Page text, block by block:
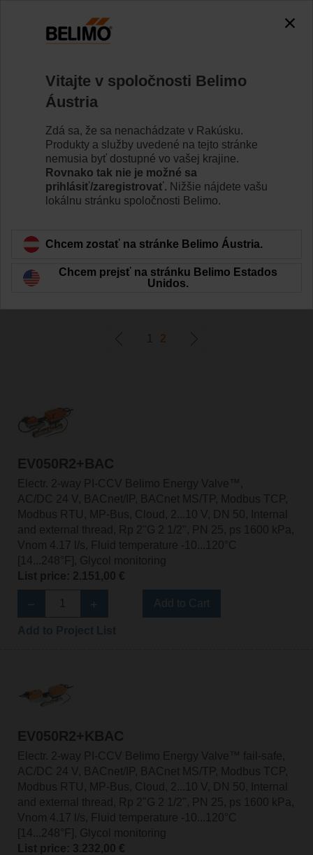
Belimo Energy Valve™
Belimo Energy Valve™ je tlakovo nezávislý regulačný
cievky a spotreby energie. Na požiadanie dokáže
zvládať aj rozhranie delta T a komunikovať s cloudom
internetu vecí.
Learn more
Filter by
2
EV050R2+BAC
Electr. 2-way PI-CCV Belimo Energy Valve™,
AC/DC 24 V, BACnet/IP, BACnet MS/TP, Modbus TCP,
Modbus RTU, MP-Bus, Cloud, 2...10 V, DN 50, Internal
and external thread, Rp 2"G 2 1/2", PN 25, ps 1600 kPa,
Vnom 4.17 l/s, Fluid temperature -10...120°C
[14...248°F], Glycol monitoring
List price: 2.151,00 €
EV050R2+KBAC
Electr. 2-way PI-CCV Belimo Energy Valve™ fail-safe,
AC/DC 24 V, BACnet/IP, BACnet MS/TP, Modbus TCP,
Modbus RTU, MP-Bus, Cloud, 2...10 V, DN 50, Internal
and external thread, Rp 2"G 2 1/2", PN 25, ps 1600 kPa,
Vnom 4.17 l/s, Fluid temperature -10...120°C
[14...248°F], Glycol monitoring
List price: 3.232,00 €
Vitajte v spoločnosti Belimo
Áustria
Zdá sa, že sa nenachádzate v Rakúsku.
Produkty a služby uvedené na tejto stránke
nemusia byť dostupné vo vašej krajine.
Rovnako tak nie je možné sa
prihlásiť/zaregistrovať. Nižšie nájdete vašu
lokálnu stránku spoločnosti Belimo.
Chcem zostať na stránke Belimo Áustria.
Chcem prejsť na stránku Belimo Estados
Unidos.